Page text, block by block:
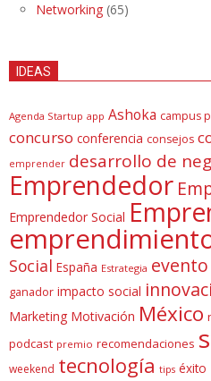
Networking (65)
IDEAS
Agenda Startup app Ashoka campus
concurso conferencia consejos
emprender desarrollo de
Emprendedor
Emprendedor Social
Social España Estrategia evento
ganador impacto social
Marketing Motivación México
podcast premio recomendaciones
weekend tecnología tips éxito